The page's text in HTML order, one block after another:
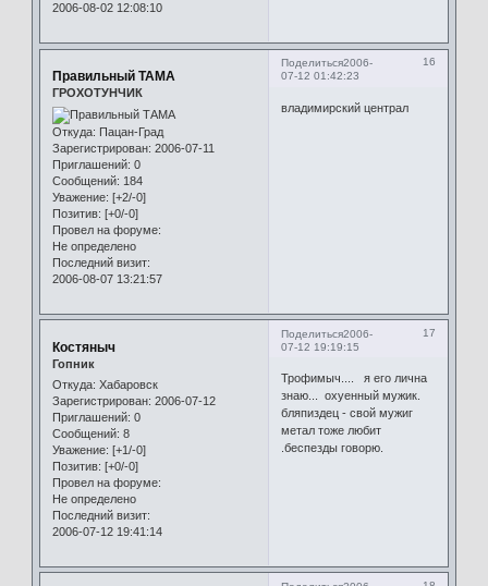
2006-08-02 12:08:10
Поделиться 16
2006-
07-12 01:42:23
Правильный ТАМА
ГРОХОТУНЧИК
Откуда: Пацан-Град
Зарегистрирован: 2006-07-11
Приглашений: 0
Сообщений: 184
Уважение: [+2/-0]
Позитив: [+0/-0]
Провел на форуме:
Не определено
Последний визит:
2006-08-07 13:21:57
владимирский централ
Поделиться 17
2006-
07-12 19:19:15
Костяныч
Гопник
Откуда: Хабаровск
Зарегистрирован: 2006-07-12
Приглашений: 0
Сообщений: 8
Уважение: [+1/-0]
Позитив: [+0/-0]
Провел на форуме:
Не определено
Последний визит:
2006-07-12 19:41:14
Трофимыч.... я его лична
знаю... охуенный мужик.
бляпиздец - свой мужиг
метал тоже любит
.беспезды говорю.